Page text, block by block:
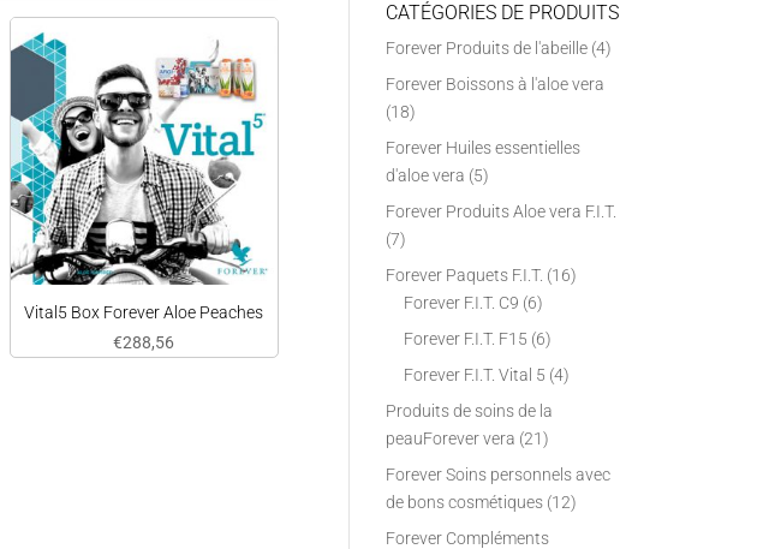
Vital5 Box Forever Aloe Peaches
€288,56
CATÉGORIES DE PRODUITS
Forever Produits de l'abeille (4)
Forever Boissons à l'aloe vera
(18)
Forever Huiles essentielles
d'aloe vera (5)
Forever Produits Aloe vera F.I.T.
(7)
Forever Paquets F.I.T. (16)
Forever F.I.T. C9 (6)
Forever F.I.T. F15 (6)
Forever F.I.T. Vital 5 (4)
Produits de soins de la
peauForever vera (21)
Forever Soins personnels avec
de bons cosmétiques (12)
Forever Compléments